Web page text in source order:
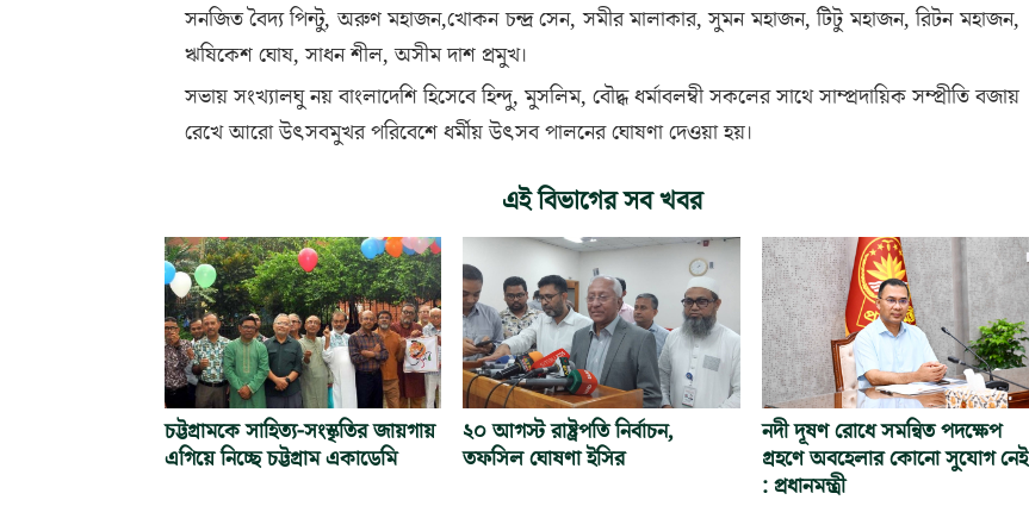
সনজিত বৈদ্য পিন্টু, অরুণ মহাজন,খোকন চন্দ্র সেন, সমীর মালাকার, সুমন মহাজন, টিটু মহাজন, রিটন মহাজন,
ঋষিকেশ ঘোষ, সাধন শীল, অসীম দাশ প্রমুখ।
সভায় সংখ্যালঘু নয় বাংলাদেশি হিসেবে হিন্দু, মুসলিম, বৌদ্ধ ধর্মাবলম্বী সকলের সাথে সাম্প্রদায়িক সম্প্রীতি বজায়
রেখে আরো উৎসবমুখর পরিবেশে ধর্মীয় উৎসব পালনের ঘোষণা দেওয়া হয়।
এই বিভাগের সব খবর
চট্টগ্রামকে সাহিত্য-সংস্কৃতির জায়গায়
এগিয়ে নিচ্ছে চট্টগ্রাম একাডেমি
২০ আগস্ট রাষ্ট্রপতি নির্বাচন,
তফসিল ঘোষণা ইসির
নদী দূষণ রোধে সমন্বিত পদক্ষেপ
গ্রহণে অবহেলার কোনো সুযোগ নেই
: প্রধানমন্ত্রী